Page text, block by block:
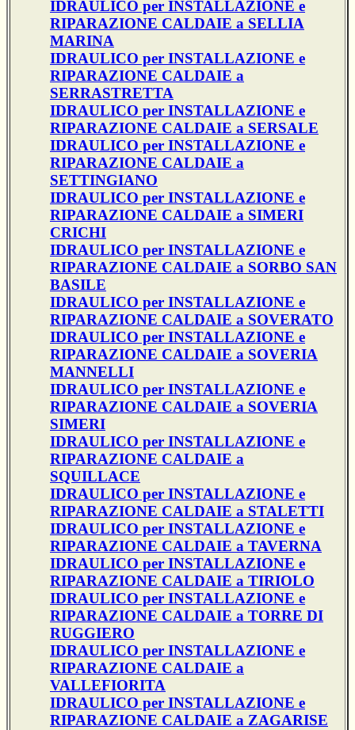
IDRAULICO per INSTALLAZIONE e
RIPARAZIONE CALDAIE a SELLIA
MARINA
IDRAULICO per INSTALLAZIONE e
RIPARAZIONE CALDAIE a
SERRASTRETTA
IDRAULICO per INSTALLAZIONE e
RIPARAZIONE CALDAIE a SERSALE
IDRAULICO per INSTALLAZIONE e
RIPARAZIONE CALDAIE a
SETTINGIANO
IDRAULICO per INSTALLAZIONE e
RIPARAZIONE CALDAIE a SIMERI
CRICHI
IDRAULICO per INSTALLAZIONE e
RIPARAZIONE CALDAIE a SORBO SAN
BASILE
IDRAULICO per INSTALLAZIONE e
RIPARAZIONE CALDAIE a SOVERATO
IDRAULICO per INSTALLAZIONE e
RIPARAZIONE CALDAIE a SOVERIA
MANNELLI
IDRAULICO per INSTALLAZIONE e
RIPARAZIONE CALDAIE a SOVERIA
SIMERI
IDRAULICO per INSTALLAZIONE e
RIPARAZIONE CALDAIE a
SQUILLACE
IDRAULICO per INSTALLAZIONE e
RIPARAZIONE CALDAIE a STALETTI
IDRAULICO per INSTALLAZIONE e
RIPARAZIONE CALDAIE a TAVERNA
IDRAULICO per INSTALLAZIONE e
RIPARAZIONE CALDAIE a TIRIOLO
IDRAULICO per INSTALLAZIONE e
RIPARAZIONE CALDAIE a TORRE DI
RUGGIERO
IDRAULICO per INSTALLAZIONE e
RIPARAZIONE CALDAIE a
VALLEFIORITA
IDRAULICO per INSTALLAZIONE e
RIPARAZIONE CALDAIE a ZAGARISE